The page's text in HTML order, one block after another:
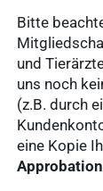
Bitte
und
uns noch
(z.B. durch
eine Kopie